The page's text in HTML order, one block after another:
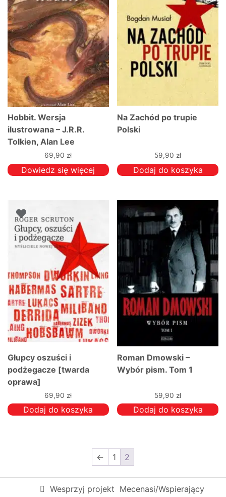
Hobbit. Wersja
ilustrowana – J.R.R.
Tolkien, Alan Lee
69,90 zł
Dowiedz się więcej
Na Zachód po trupie
Polski
59,90 zł
Dodaj do koszyka
Głupcy oszuści i
podżegacze [twarda
oprawa]
69,90 zł
Dodaj do koszyka
Roman Dmowski –
Wybór pism. Tom 1
59,90 zł
Dodaj do koszyka
← 1 2
Wesprzyj projekt Mecenasi/Wspierający